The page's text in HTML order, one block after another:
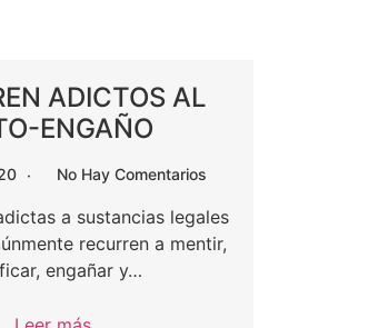
ADICTOS AL
ENGAÑO
No Hay Comentarios
a sustancias legales
recurren a mentir,
engañar y…